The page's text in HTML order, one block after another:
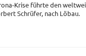
Krise führte den
Schrüfer, nach Löbau.